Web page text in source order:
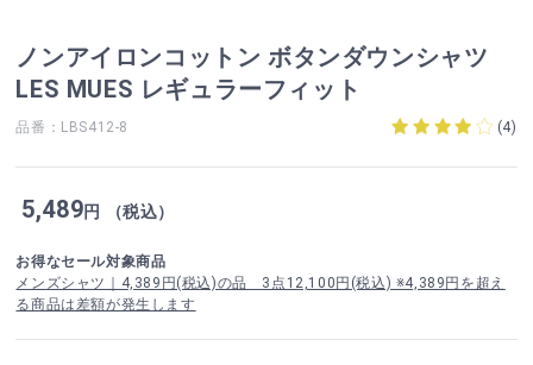
ノンアイロンコットン ボタンダウンシャツ
LES MUES レギュラーフィット
品番：LBS412-8 (4)
5,489円 （税込）
お得なセール対象商品
メンズシャツ｜4,389円(税込)の品 3点12,100円(税込) ※4,389円を超え
る商品は差額が発生します